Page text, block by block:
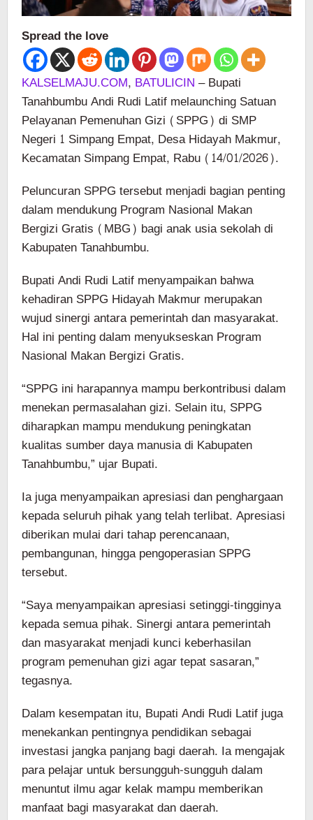
Spread the love
KALSELMAJU.COM, BATULICIN– Bupati
Tanahbumbu Andi Rudi Latif melaunching Satuan
Pelayanan Pemenuhan Gizi (SPPG) di SMP
Negeri 1 Simpang Empat, Desa Hidayah Makmur,
Kecamatan Simpang Empat, Rabu (14/01/2026).
Peluncuran SPPG tersebut menjadi bagian penting
dalam mendukung Program Nasional Makan
Bergizi Gratis (MBG) bagi anak usia sekolah di
Kabupaten Tanahbumbu.
Bupati Andi Rudi Latif menyampaikan bahwa
kehadiran SPPG Hidayah Makmur merupakan
wujud sinergi antara pemerintah dan masyarakat.
Hal ini penting dalam menyukseskan Program
Nasional Makan Bergizi Gratis.
“SPPG ini harapannya mampu berkontribusi dalam
menekan permasalahan gizi. Selain itu, SPPG
diharapkan mampu mendukung peningkatan
kualitas sumber daya manusia di Kabupaten
Tanahbumbu,” ujar Bupati.
Ia juga menyampaikan apresiasi dan penghargaan
kepada seluruh pihak yang telah terlibat. Apresiasi
diberikan mulai dari tahap perencanaan,
pembangunan, hingga pengoperasian SPPG
tersebut.
“Saya menyampaikan apresiasi setinggi-tingginya
kepada semua pihak. Sinergi antara pemerintah
dan masyarakat menjadi kunci keberhasilan
program pemenuhan gizi agar tepat sasaran,”
tegasnya.
Dalam kesempatan itu, Bupati Andi Rudi Latif juga
menekankan pentingnya pendidikan sebagai
investasi jangka panjang bagi daerah. Ia mengajak
para pelajar untuk bersungguh-sungguh dalam
menuntut ilmu agar kelak mampu memberikan
manfaat bagi masyarakat dan daerah.